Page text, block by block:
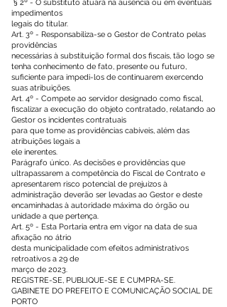
§ 2º - O substituto atuará na ausência ou em eventuais
impedimentos
legais do titular.
Art. 3º - Responsabiliza-se o Gestor de Contrato pelas
providências
necessárias à substituição formal dos fiscais, tão logo se
tenha conhecimento de fato, presente ou futuro,
suficiente para impedi-los de continuarem exercendo
suas atribuições.
Art. 4º - Compete ao servidor designado como fiscal,
fiscalizar a execução do objeto contratado, relatando ao
Gestor os incidentes contratuais
para que tome as providências cabíveis, além das
atribuições legais a
ele inerentes.
Parágrafo único. As decisões e providências que
ultrapassarem a competência do Fiscal de Contrato e
apresentarem risco potencial de prejuízos à
administração deverão ser levadas ao Gestor e deste
encaminhadas à autoridade máxima do órgão ou
unidade a que pertença.
Art. 5º - Esta Portaria entra em vigor na data de sua
afixação no átrio
desta municipalidade com efeitos administrativos
retroativos a 29 de
março de 2023.
REGISTRE-SE, PUBLIQUE-SE E CUMPRA-SE.
GABINETE DO PREFEITO E COMUNICAÇÃO SOCIAL DE
PORTO